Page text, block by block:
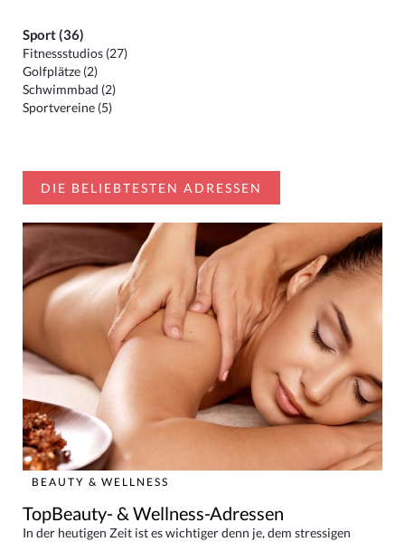
Sport (36)
Fitnessstudios (27)
Golfplätze (2)
Schwimmbad (2)
Sportvereine (5)
DIE BELIEBTESTEN ADRESSEN
BEAUTY & WELLNESS
TopBeauty- & Wellness-Adressen
In der heutigen Zeit ist es wichtiger denn je, dem stressigen